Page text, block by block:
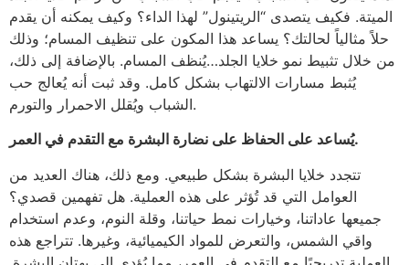
الميتة. فكيف يتصدى “الريتينول” لهذا الداء؟ وكيف يمكنه أن يقدم
حلاً مثالياً لحالتك؟ يساعد هذا المكون على تنظيف المسام؛ وذلك
من خلال تثبيط نمو خلايا الجلد…يُنظف المسام. بالإضافة إلى ذلك،
يُثبط مسارات الالتهاب بشكل كامل. وقد ثبت أنه يُعالج حب
الشباب ويُقلل الاحمرار والتورم.
يُساعد على الحفاظ على نضارة البشرة مع التقدم في العمر.
تتجدد خلايا البشرة بشكل طبيعي. ومع ذلك، هناك العديد من
العوامل التي قد تُؤثر على هذه العملية. هل تفهمين قصدي؟
جميعها عاداتنا، وخيارات نمط حياتنا، وقلة النوم، وعدم استخدام
واقي الشمس، والتعرض للمواد الكيميائية، وغيرها. تتراجع هذه